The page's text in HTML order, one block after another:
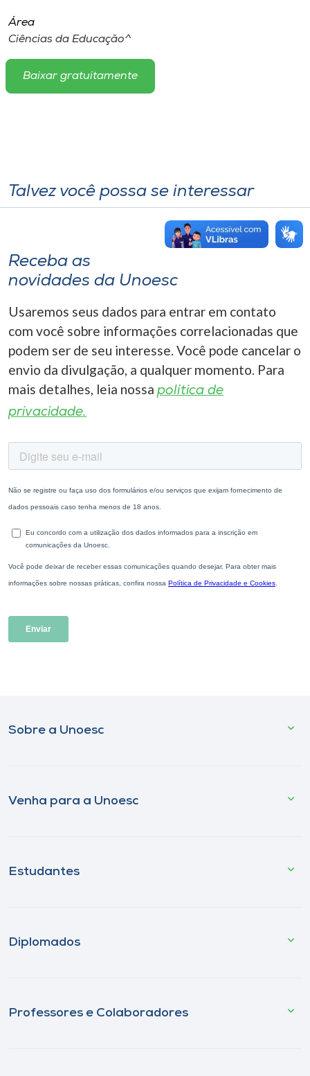
Área
Ciências da Educação^
Baixar gratuitamente
Talvez você possa se interessar
Receba as
novidades da Unoesc
Usaremos seus dados para entrar em contato
com você sobre informações correlacionadas que
podem ser de seu interesse. Você pode cancelar o
envio da divulgação, a qualquer momento. Para
mais detalhes, leia nossa política de
privacidade.
Sobre a Unoesc
Venha para a Unoesc
Estudantes
Diplomados
Professores e Colaboradores